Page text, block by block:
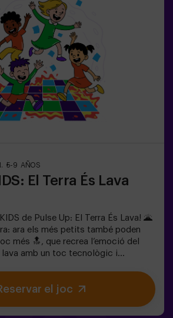
hidratar-se i recuperar energies abans
infants hauran de
ràpid i moure’s encara més ràpid per
Veuran el seu progrés en temps
cada victòria com un
experiència activa, segura i original
sortides en família o
energia de la manera més
a nens | famílies | festes
infants han d’anar acompanyats
compta com a jugador.
5-9 AÑOS
El Terra És Lava
de Pulse Up: El Terra És Lava! 🌋
ara els més petits també poden
més 🔝, que recrea l’emoció del
amb un toc tecnològic i
ment🎉 Ideal per a festes infantils i
Records inoblidables i
els participants👧👦 Per a nens i
el joc